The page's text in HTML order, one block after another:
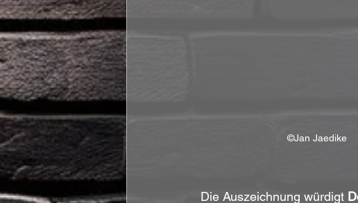
©Jan Jaedike
Die Auszeichnung würdigt